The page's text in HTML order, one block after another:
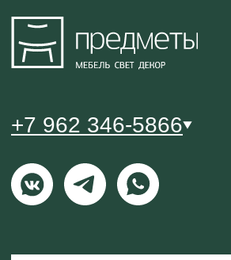
© 2021-2026 Салон мебели и декора «Предметы»
Публичный договор оферты